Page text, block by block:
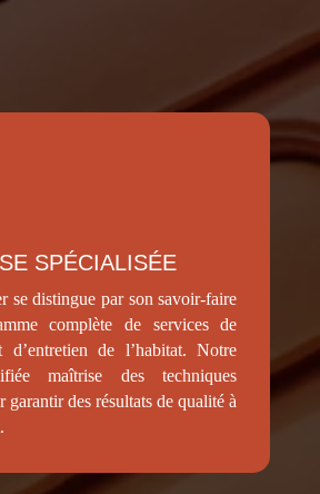
SPÉCIALISÉE
se distingue par son savoir-faire
complète de services de
d’entretien de l’habitat. Notre
maîtrise des techniques
garantir des résultats de qualité à